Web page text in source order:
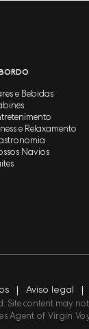
e Bebidas
e Relaxamento
Navios
Aviso legal
Site content may
Agent of Virgin